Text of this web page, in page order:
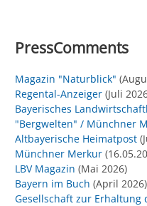
PressComments
Magazin "Naturblick"
Regental-Anzeiger (Juli
Bayerisches
"Bergwelten" / Münchner
Altbayerische Heimatpost
Münchner Merkur
LBV Magazin (Mai 2026)
Bayern im Buch (April 2026)
Gesellschaft zur Erhaltung